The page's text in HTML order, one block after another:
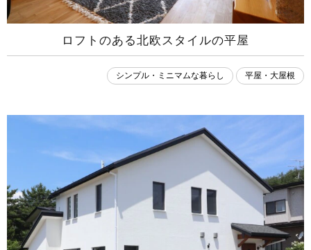
ロフトのある北欧スタイルの平屋
シンプル・ミニマムな暮らし 平屋・大屋根